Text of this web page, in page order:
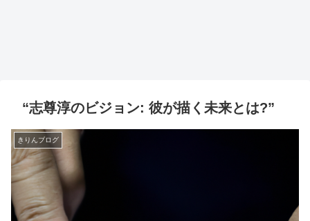
“志尊淳のビジョン: 彼が描く未来とは?”
きりんブログ